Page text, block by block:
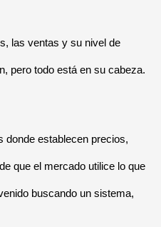
las ventas y su nivel de
pero todo está en su cabeza.
donde establecen precios,
que el mercado utilice lo que
buscando un sistema,